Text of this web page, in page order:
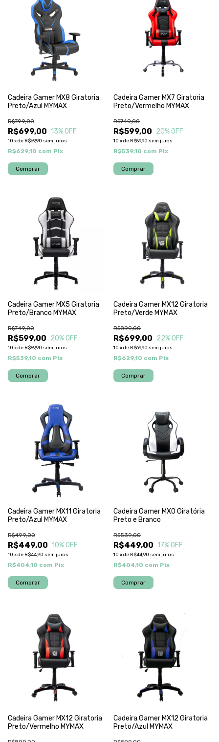
Cadeira Gamer MX8 Giratoria
Preto/Azul MYMAX
R$699,00
R$799,00
13% OFF
10 xde R$69,90 sem juros
R$629,10 com Pix
Cadeira Gamer MX7 Giratoria
Preto/Vermelho MYMAX
R$599,00
R$749,00
20% OFF
10 xde R$59,90 sem juros
R$539,10 com Pix
Cadeira Gamer MX5 Giratoria
Preto/Branco MYMAX
R$599,00
R$749,00
20% OFF
10 xde R$59,90 sem juros
R$539,10 com Pix
Cadeira Gamer MX12 Giratoria
Preto/Verde MYMAX
R$699,00
R$899,00
22% OFF
10 xde R$69,90 sem juros
R$629,10 com Pix
Cadeira Gamer MX11 Giratoria
Preto/Azul MYMAX
R$449,00
R$499,00
10% OFF
10 xde R$44,90 sem juros
R$404,10 com Pix
Cadeira Gamer MX0 Giratória
Preto e Branco
R$449,00
R$539,00
17% OFF
10 xde R$44,90 sem juros
R$404,10 com Pix
Cadeira Gamer MX12 Giratoria
Preto/Vermelho MYMAX
Cadeira Gamer MX12 Giratoria
Preto/Azul MYMAX